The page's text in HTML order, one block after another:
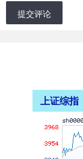
提交评论
上证综指